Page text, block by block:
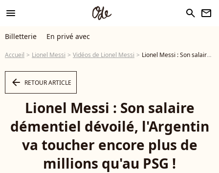
menu search newsletter
Billetterie En privé avec
Accueil Lionel Messi Vidéos de Lionel Messi Lionel Messi : Son salaire démentiel dévoilé, l'Argentin va toucher encore plus de millions qu'au PSG ! - Vidéo
arrow_left RETOUR ARTICLE
Lionel Messi : Son salaire
démentiel dévoilé, l'Argentin
va toucher encore plus de
millions qu'au PSG !